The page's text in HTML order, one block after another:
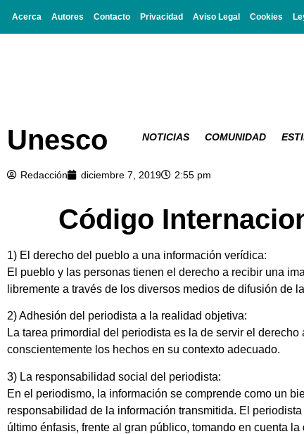
Acerca Autores Contacto Privacidad Aviso Legal Cookies
NOTICIAS COMUNIDAD
Unesco
Redacción diciembre 7, 2019 2:55 pm
Código
1) El derecho del pueblo a una información verídica:
El pueblo y las personas tienen el derecho a recibir una
libremente a través de los diversos medios de difusión de
2) Adhesión del periodista a la realidad objetiva:
La tarea primordial del periodista es la de servir el
conscientemente los hechos en su contexto adecuado.
3) La responsabilidad social del periodista:
En el periodismo, la información se comprende como un
responsabilidad de la información transmitida. El
último énfasis, frente al gran público, tomando en cuenta